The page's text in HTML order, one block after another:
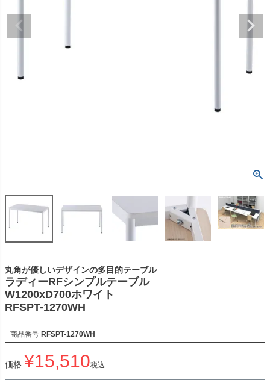
丸角が優しいデザインの多目的テーブル
ラディーRFシンプルテーブル
W1200xD700ホワイト
RFSPT-1270WH
商品番号 RFSPT-1270WH
価格 ¥15,510税込